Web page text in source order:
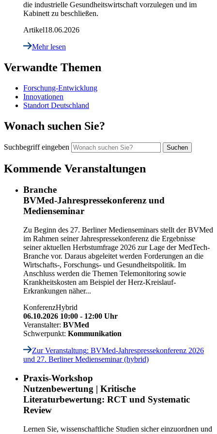
die industrielle Gesundheitswirtschaft vorzulegen und im
Kabinett zu beschließen.
Artikel18.06.2026
Mehr lesen
Verwandte Themen
Forschung-Entwicklung
Innovationen
Standort Deutschland
Wonach suchen Sie?
Suchbegriff eingeben
Kommende Veranstaltungen
Branche
BVMed-Jahrespressekonferenz und
Medienseminar
Zu Beginn des 27. Berliner Medienseminars stellt der BVMed
im Rahmen seiner Jahrespressekonferenz die Ergebnisse
seiner aktuellen Herbstumfrage 2026 zur Lage der MedTech-
Branche vor. Daraus abgeleitet werden Forderungen an die
Wirtschafts-, Forschungs- und Gesundheitspolitik. Im
Anschluss werden die Themen Telemonitoring sowie
Krankheitskosten am Beispiel der Herz-Kreislauf-
Erkrankungen näher...
KonferenzHybrid
06.10.2026 10:00 - 12:00 Uhr
Veranstalter: BVMed
Schwerpunkt: Kommunikation
Zur Veranstaltung: BVMed-Jahrespressekonferenz 2026
und 27. Berliner Medienseminar (hybrid)
Praxis-Workshop
Nutzenbewertung | Kritische
Literaturbewertung: RCT und Systematic
Review
Lernen Sie, wissenschaftliche Studien sicher einzuordnen und